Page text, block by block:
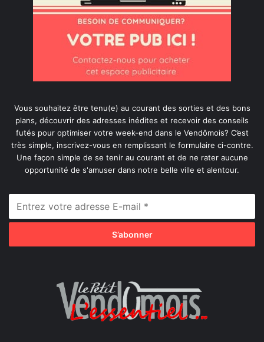
Vous souhaitez être tenu(e) au courant des sorties et des bons
plans, découvrir des adresses inédites et recevoir des conseils
futés pour optimiser votre week-end dans le Vendômois? C’est
très simple, inscrivez-vous en remplissant le formulaire ci-contre.
Une façon simple de se tenir au courant et de ne rater aucune
opportunité de s'amuser dans notre belle ville et alentour.